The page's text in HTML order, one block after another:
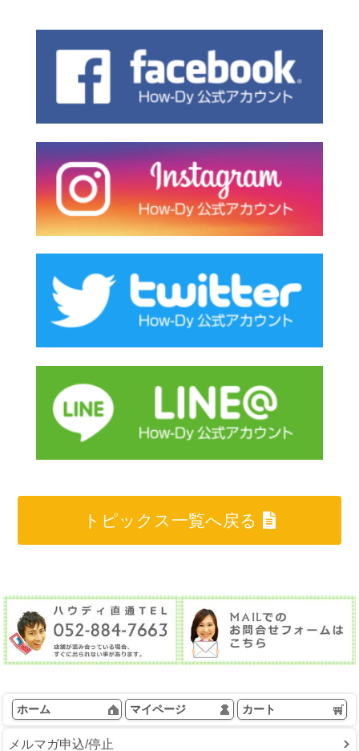
トピックス一覧へ戻る
ホーム マイページ カート
メルマガ申込/停止